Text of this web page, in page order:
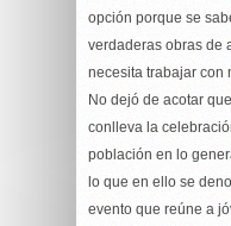
opción porque se
verdaderas obras de
necesita trabajar con
No dejó de acotar
conlleva la
población en lo
lo que en ello se
evento que reúne a